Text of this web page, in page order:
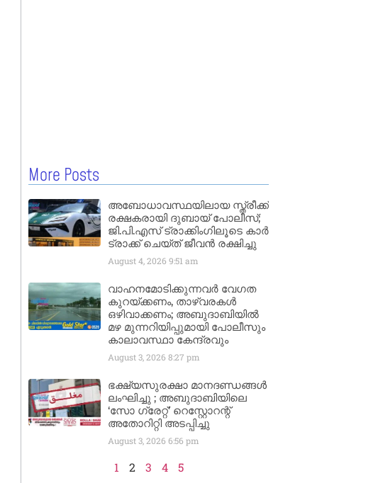
More Posts
അബോധാവസ്ഥയിലായ സ്ത്രീക്ക്
രക്ഷകരായി ദുബായ് പോലീസ്;
ജി.പി.എസ് ട്രാക്കിംഗിലൂടെ കാർ
ട്രാക്ക് ചെയ്ത് ജീവൻ രക്ഷിച്ചു
August 4, 2026 9:51 am
വാഹനമോടിക്കുന്നവർ വേഗത
കുറയ്ക്കണം, താഴ്‌വരകൾ
ഒഴിവാക്കണം; അബുദാബിയിൽ
മഴ മുന്നറിയിപ്പുമായി പോലീസും
കാലാവസ്ഥാ കേന്ദ്രവും
August 3, 2026 8:27 pm
ഭക്ഷ്യസുരക്ഷാ മാനദണ്ഡങ്ങൾ
ലംഘിച്ചു ; അബുദാബിയിലെ
‘സോ ഗ്രേറ്റ്’ റെസ്റ്റോറന്റ്
അതോറിറ്റി അടപ്പിച്ചു
August 3, 2026 6:56 pm
1 2 3 4 5